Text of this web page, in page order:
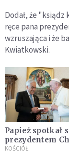
Dodał, że "ksiądz
ręce pana
wzruszająca i że
Kwiatkowski.
Papież spotkał
prezydentem
KOŚCIÓŁ